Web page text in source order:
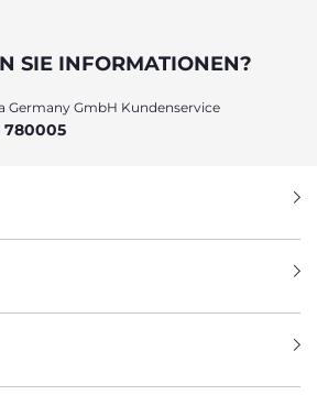
SIE INFORMATIONEN?
Germany GmbH Kundenservice
780005